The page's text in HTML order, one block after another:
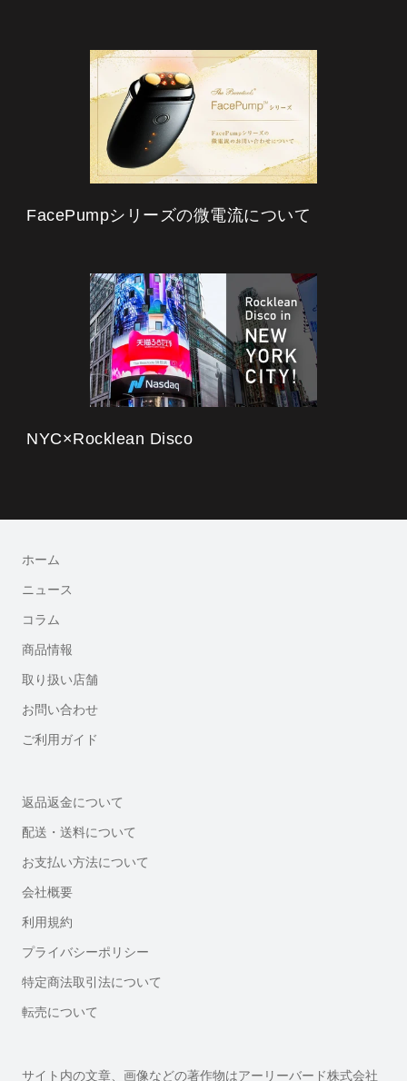
FacePumpシリーズの微電流について
NYC×Rocklean Disco
ホーム
ニュース
コラム
商品情報
取り扱い店舗
お問い合わせ
ご利用ガイド
返品返金について
配送・送料について
お支払い方法について
会社概要
利用規約
プライバシーポリシー
特定商法取引法について
転売について
サイト内の文章、画像などの著作物はアーリーバード株式会社